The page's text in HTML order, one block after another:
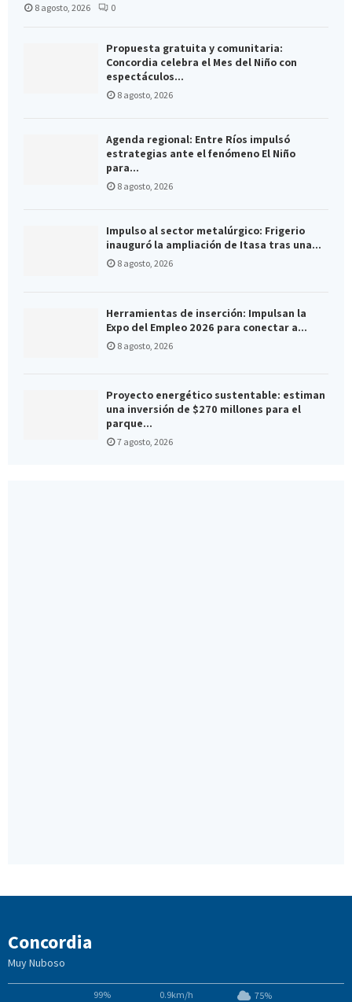
8 agosto, 2026 0
Propuesta gratuita y comunitaria:
Concordia celebra el Mes del Niño con
espectáculos...
8 agosto, 2026
Agenda regional: Entre Ríos impulsó
estrategias ante el fenómeno El Niño
para...
8 agosto, 2026
Impulso al sector metalúrgico: Frigerio
inauguró la ampliación de Itasa tras una...
8 agosto, 2026
Herramientas de inserción: Impulsan la
Expo del Empleo 2026 para conectar a...
8 agosto, 2026
Proyecto energético sustentable: estiman
una inversión de $270 millones para el
parque...
7 agosto, 2026
Concordia
Muy Nuboso
99% 0.9km/h 75%